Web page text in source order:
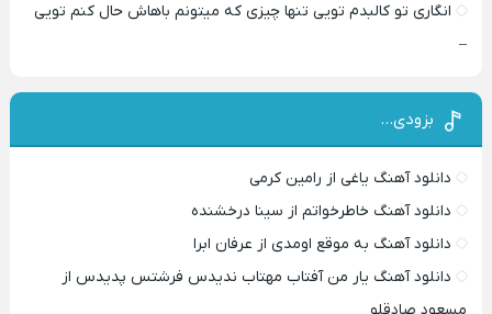
انگاری تو کالبدم تویی تنها چیزی که میتونم باهاش حال کنم تویی
–
بزودی…
دانلود آهنگ یاغی از رامین کرمی
دانلود آهنگ خاطرخواتم از سینا درخشنده
دانلود آهنگ به موقع اومدی از عرفان ابرا
دانلود آهنگ یار من آفتاب مهتاب ندیدس فرشتس پدیدس از